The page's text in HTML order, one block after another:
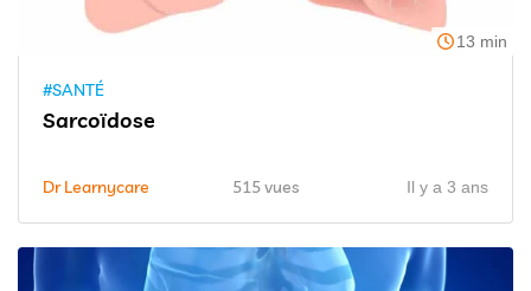
13 min
#SANTÉ
Sarcoïdose
Dr Learnycare 515 vues Il y a 3 ans